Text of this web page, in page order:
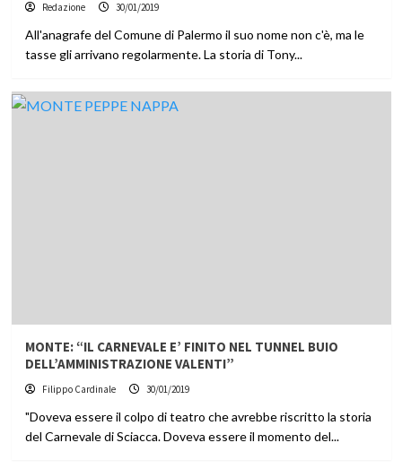
Redazione 30/01/2019
All'anagrafe del Comune di Palermo il suo nome non c'è, ma le
tasse gli arrivano regolarmente. La storia di Tony...
MONTE: “IL CARNEVALE E’ FINITO NEL TUNNEL BUIO
DELL’AMMINISTRAZIONE VALENTI”
Filippo Cardinale 30/01/2019
"Doveva essere il colpo di teatro che avrebbe riscritto la storia
del Carnevale di Sciacca. Doveva essere il momento del...